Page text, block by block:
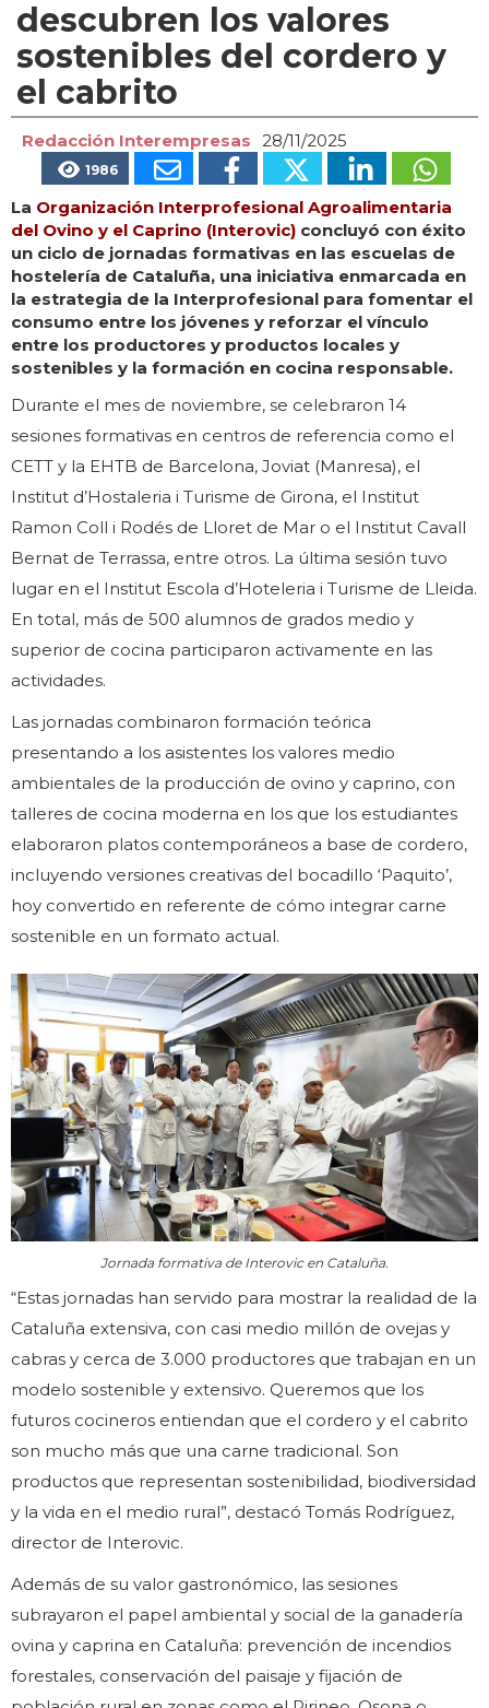
descubren los valores
sostenibles del cordero y
el cabrito
Redacción Interempresas 28/11/2025
1986
La Organización Interprofesional Agroalimentaria
del Ovino y el Caprino (Interovic) concluyó con éxito
un ciclo de jornadas formativas en las escuelas de
hostelería de Cataluña, una iniciativa enmarcada en
la estrategia de la Interprofesional para fomentar el
consumo entre los jóvenes y reforzar el vínculo
entre los productores y productos locales y
sostenibles y la formación en cocina responsable.
Durante el mes de noviembre, se celebraron 14
sesiones formativas en centros de referencia como el
CETT y la EHTB de Barcelona, Joviat (Manresa), el
Institut d’Hostaleria i Turisme de Girona, el Institut
Ramon Coll i Rodés de Lloret de Mar o el Institut Cavall
Bernat de Terrassa, entre otros. La última sesión tuvo
lugar en el Institut Escola d’Hoteleria i Turisme de Lleida.
En total, más de 500 alumnos de grados medio y
superior de cocina participaron activamente en las
actividades.
Las jornadas combinaron formación teórica
presentando a los asistentes los valores medio
ambientales de la producción de ovino y caprino, con
talleres de cocina moderna en los que los estudiantes
elaboraron platos contemporáneos a base de cordero,
incluyendo versiones creativas del bocadillo ‘Paquito’,
hoy convertido en referente de cómo integrar carne
sostenible en un formato actual.
Jornada formativa de Interovic en Cataluña.
“Estas jornadas han servido para mostrar la realidad de la
Cataluña extensiva, con casi medio millón de ovejas y
cabras y cerca de 3.000 productores que trabajan en un
modelo sostenible y extensivo. Queremos que los
futuros cocineros entiendan que el cordero y el cabrito
son mucho más que una carne tradicional. Son
productos que representan sostenibilidad, biodiversidad
y la vida en el medio rural”, destacó Tomás Rodríguez,
director de Interovic.
Además de su valor gastronómico, las sesiones
subrayaron el papel ambiental y social de la ganadería
ovina y caprina en Cataluña: prevención de incendios
forestales, conservación del paisaje y fijación de